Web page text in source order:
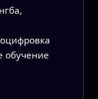
обучение